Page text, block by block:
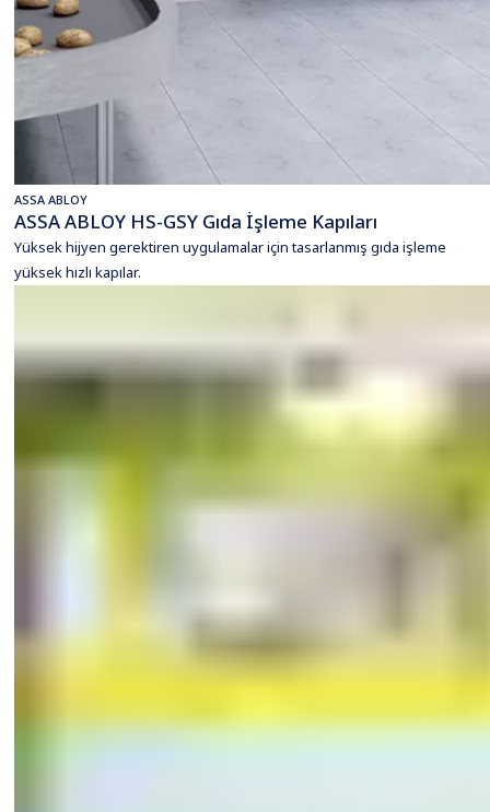
ASSA ABLOY
ASSA ABLOY HS-GSY Gıda İşleme Kapıları
Yüksek hijyen gerektiren uygulamalar için tasarlanmış gıda işleme
yüksek hızlı kapılar.